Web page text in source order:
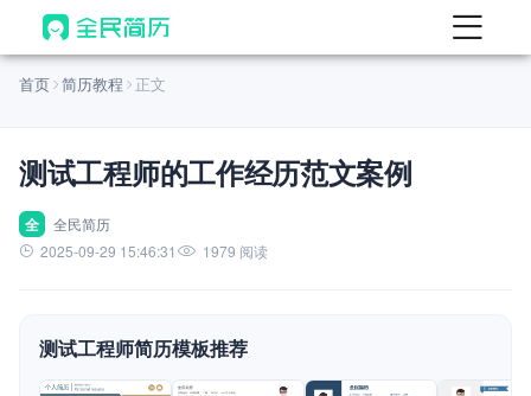
首页
AI 生成简历
AI 优化简历
AI 翻译简历
AI 模拟面试
面试自我介绍
首页 简历教程 正文
测试工程师的工作经历范文案例
全
全民简历
2025-09-29 15:46:31
1979 阅读
测试工程师简历模板推荐